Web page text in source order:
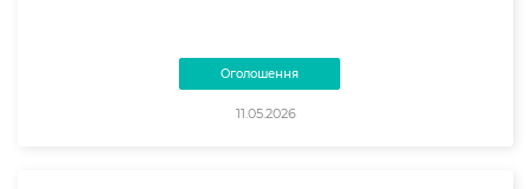
Оголошення
11.05.2026